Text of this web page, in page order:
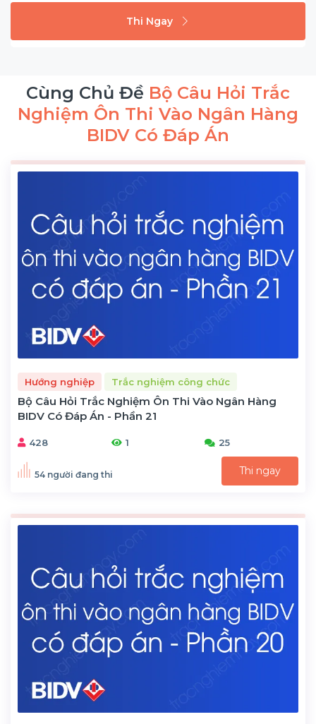
Thi Ngay
Cùng Chủ Đề Bộ Câu Hỏi Trắc
Nghiệm Ôn Thi Vào Ngân Hàng
BIDV Có Đáp Án
Hướng nghiệp Trắc nghiệm công chức
Bộ Câu Hỏi Trắc Nghiệm Ôn Thi Vào Ngân Hàng
BIDV Có Đáp Án - Phần 21
428 1 25
54 người đang thi Thi ngay